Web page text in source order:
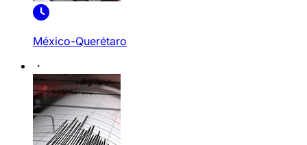
México-Querétaro